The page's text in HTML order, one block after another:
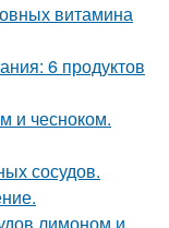
витамина
6 продуктов
и чесноком.
сосудов.